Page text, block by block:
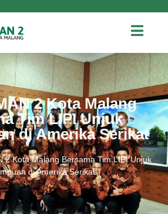
2 Kota Malang
Tim LIPI Unjuk
di Amerika Serikat
2 Kota Malang Bersama Tim LIPI Unjuk
di Amerika Serikat